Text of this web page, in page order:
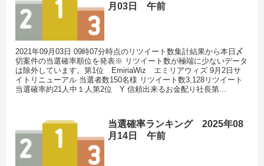
月03日 午前
2021年09月03日 09時07分時点のリツイート数集計結果から本日〆
切案件の当選確率順位を発表※ リツイート数が極端に少ないデータ
は除外しています。第1位 EmiriaWiz エミリアウィズ 9月2日サ
イトリニューアル 当選者数150名様 リツイート数3,128リツイート
当選確率約21人中１人第2位 Y 信頼出来るお金配り社長第...
当選確率ランキング 2025年08
月14日 午前